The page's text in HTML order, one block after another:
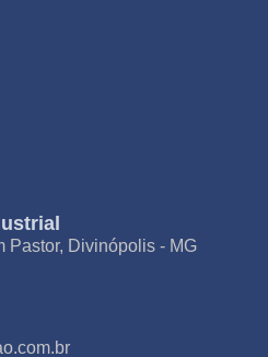
Pastor, Divinópolis - MG